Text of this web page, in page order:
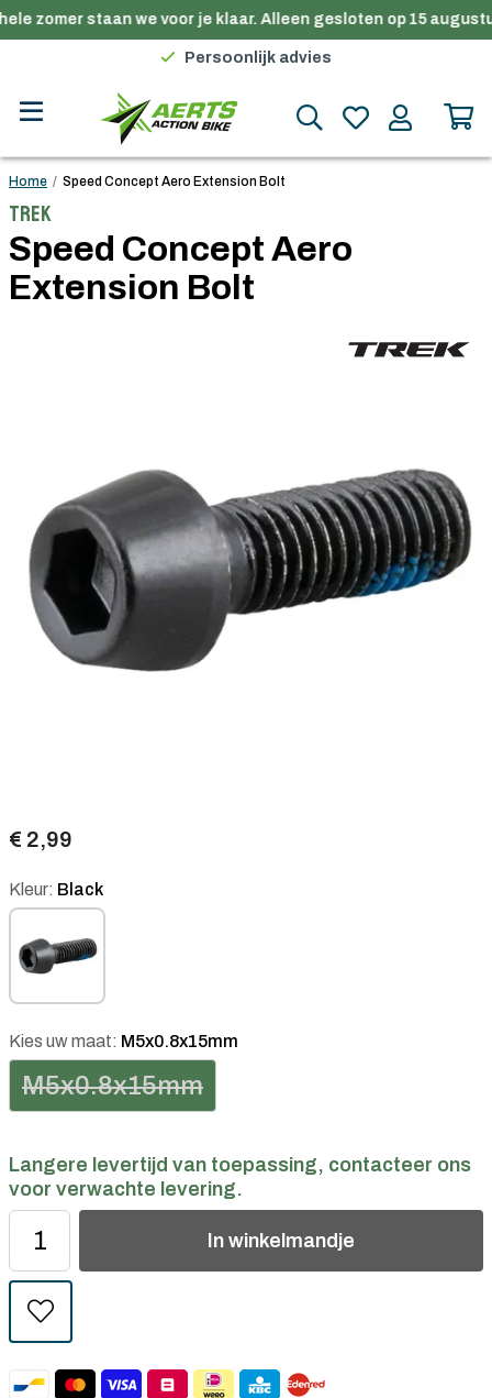
zomer staan we voor je klaar. Alleen gesloten op 15
Premium merken
Persoonlijk advies
Gratis verzending in België vanaf €100
Home / Speed Concept Aero Extension Bolt
Trek
Speed Concept Aero
Extension Bolt
€ 2,99
Kleur: Black
Kies uw maat: M5x0.8x15mm
M5x0.8x15mm
Langere levertijd van toepassing, contacteer ons
voor verwachte levering.
In winkelmandje